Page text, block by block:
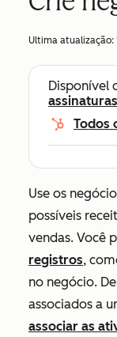
Ultima atualização:
Disponível
assinaturas
Todos
Use os
possíveis
vendas. Você
registros,
no negócio.
associados a
associar as